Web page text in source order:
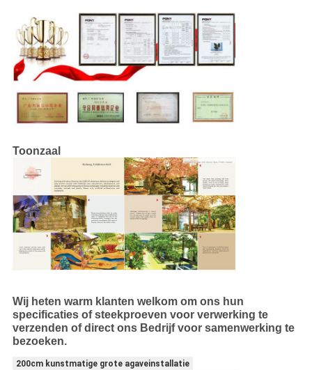
Toonzaal
Wij heten warm klanten welkom om ons hun
specificaties of steekproeven voor verwerking te
verzenden of direct ons Bedrijf voor samenwerking te
bezoeken.
200cm kunstmatige grote agaveinstallatie